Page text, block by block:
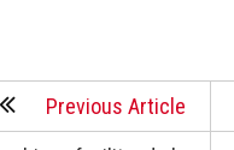
Previous Article